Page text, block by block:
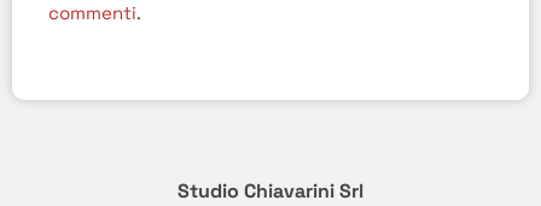
commenti.
Studio Chiavarini Srl